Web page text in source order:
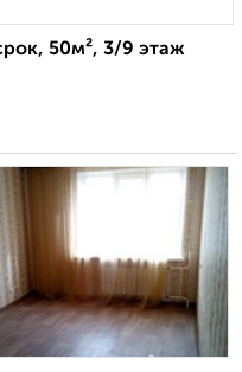
50м², 3/9 этаж